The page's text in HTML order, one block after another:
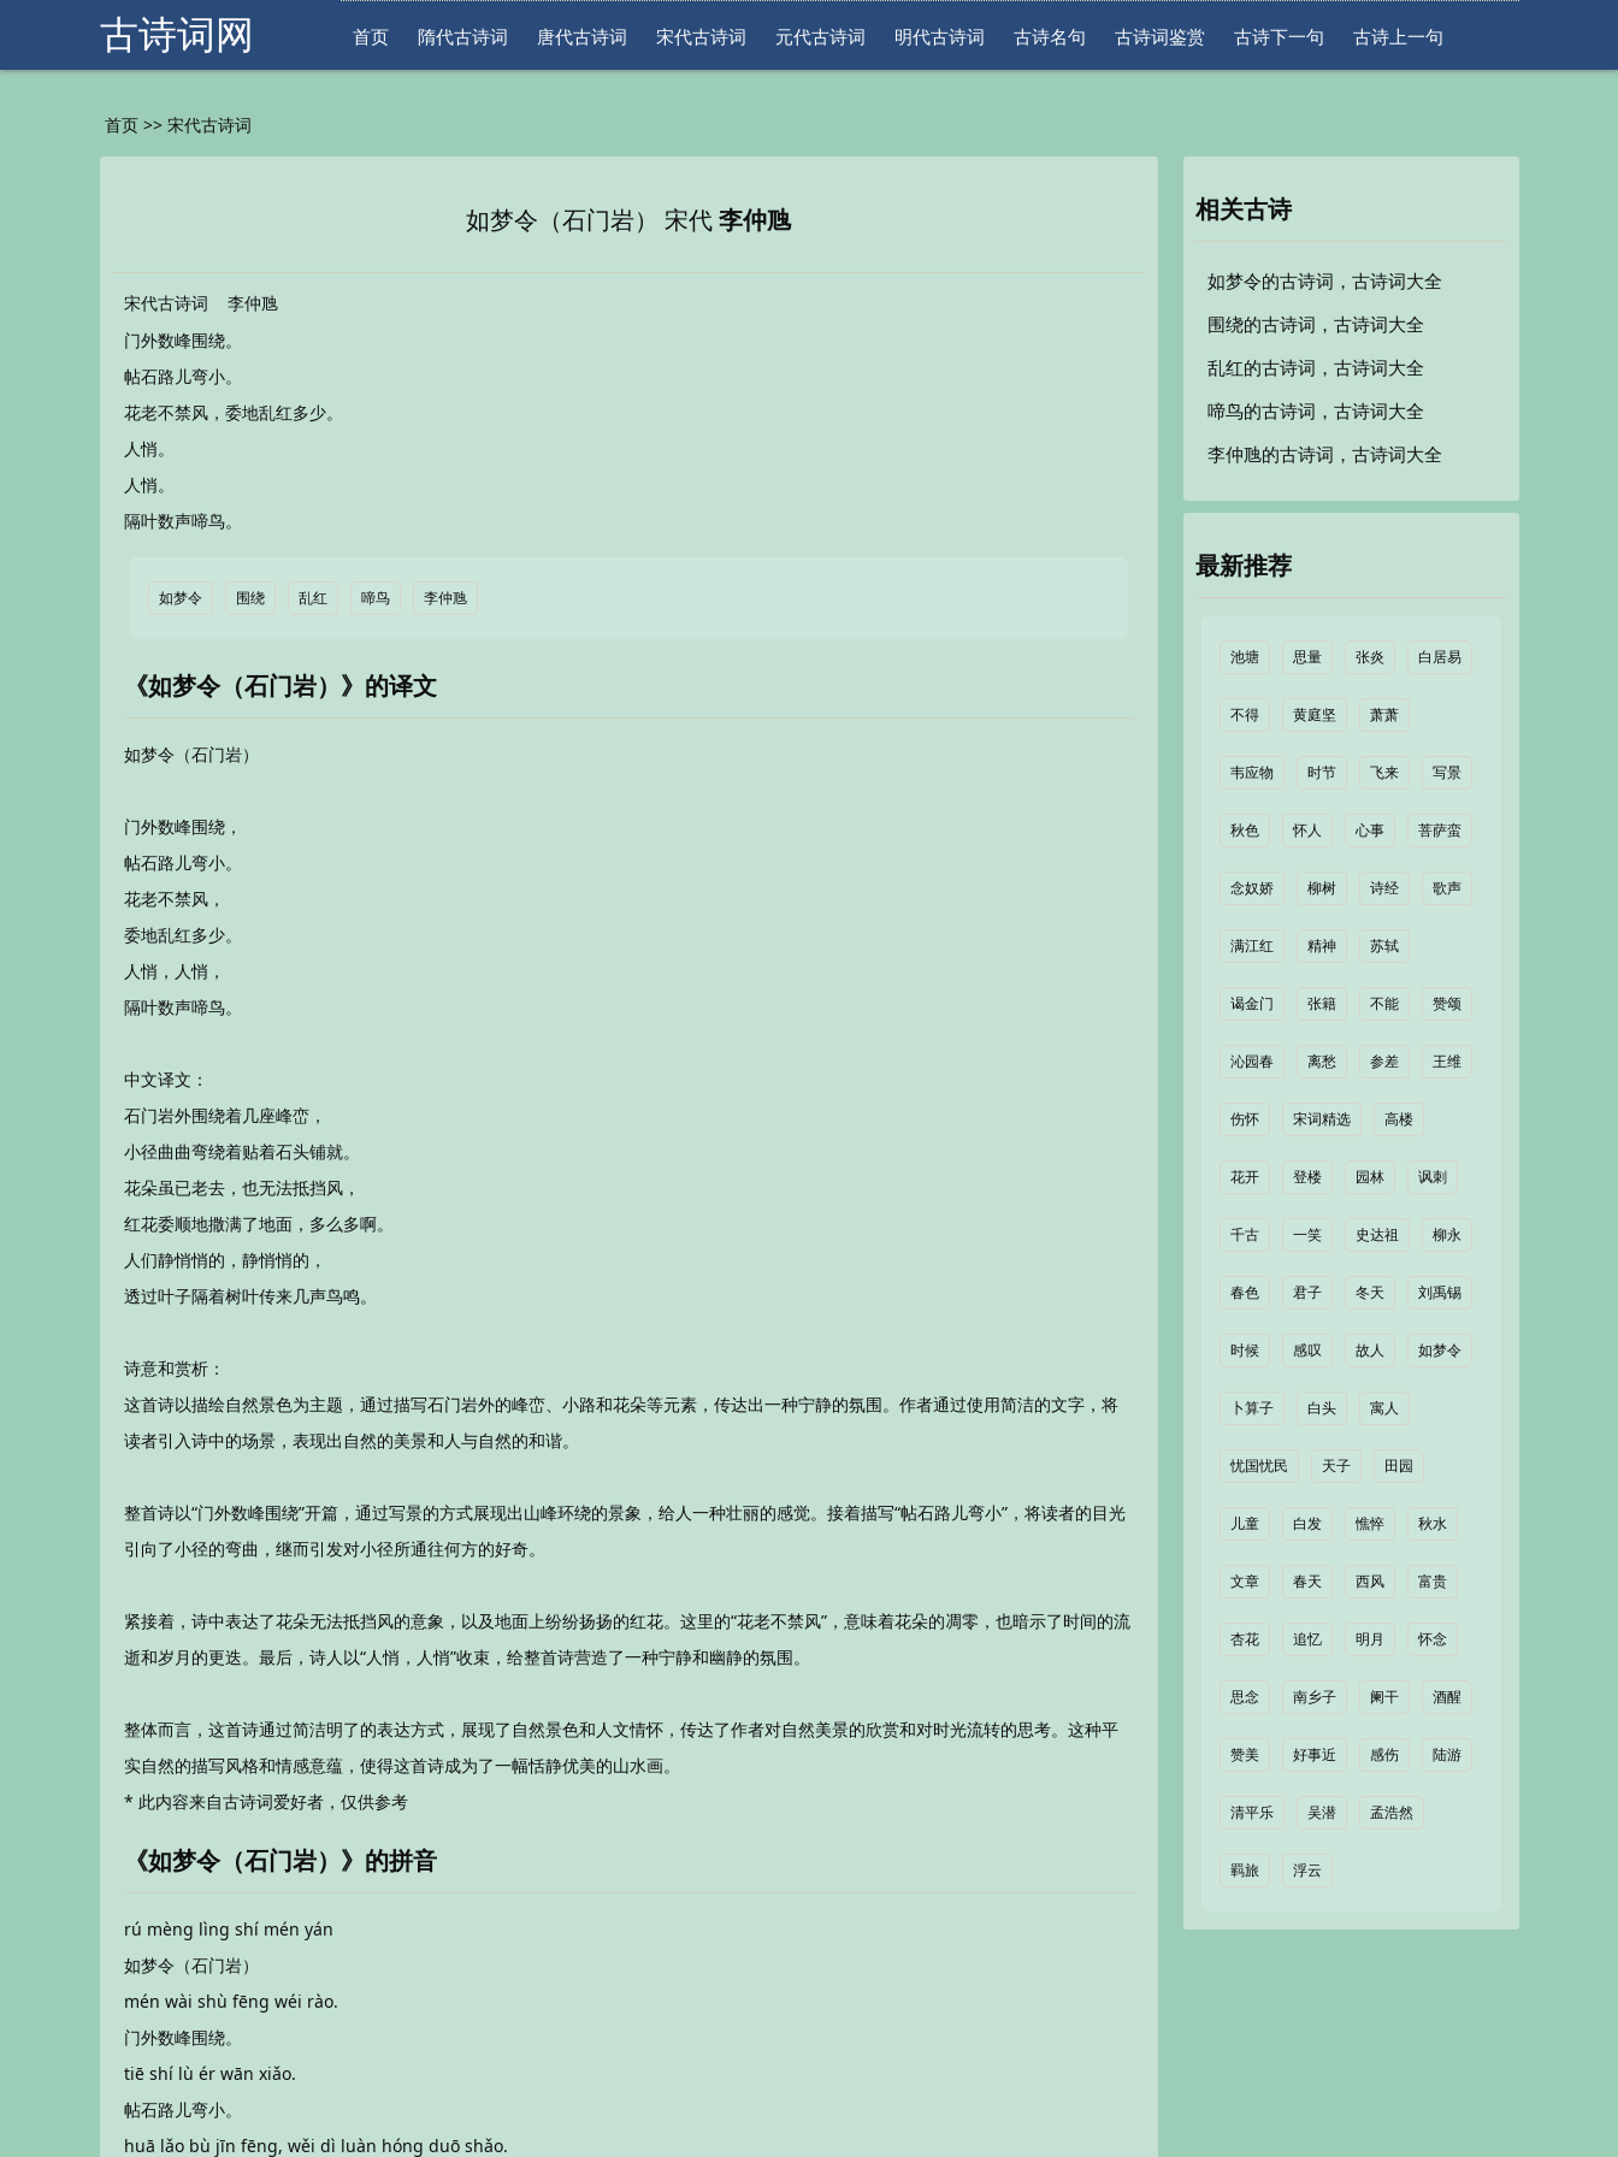
古诗词网 首页 隋代古诗词 唐代古诗词 宋代古诗词 元代古诗词 明代古诗词 古诗名句 古诗词鉴赏 古诗下一句 古诗上一句
首页 >> 宋代古诗词
如梦令（石门岩） 宋代 李仲虺
宋代古诗词 李仲虺
门外数峰围绕。
帖石路儿弯小。
花老不禁风，委地乱红多少。
人悄。
人悄。
隔叶数声啼鸟。
如梦令 围绕 乱红 啼鸟 李仲虺
《如梦令（石门岩）》的译文
如梦令（石门岩）
门外数峰围绕，
帖石路儿弯小。
花老不禁风，
委地乱红多少。
人悄，人悄，
隔叶数声啼鸟。
中文译文：
石门岩外围绕着几座峰峦，
小径曲曲弯绕着贴着石头铺就。
花朵虽已老去，也无法抵挡风，
红花委顺地撒满了地面，多么多啊。
人们静悄悄的，静悄悄的，
透过叶子隔着树叶传来几声鸟鸣。
诗意和赏析：
这首诗以描绘自然景色为主题，通过描写石门岩外的峰峦、小路和花朵等元素，传达出一种宁静的氛围。作者通过使用简洁的文字，将
读者引入诗中的场景，表现出自然的美景和人与自然的和谐。
整首诗以“门外数峰围绕”开篇，通过写景的方式展现出山峰环绕的景象，给人一种壮丽的感觉。接着描写“帖石路儿弯小”，将读者的目光
引向了小径的弯曲，继而引发对小径所通往何方的好奇。
紧接着，诗中表达了花朵无法抵挡风的意象，以及地面上纷纷扬扬的红花。这里的“花老不禁风”，意味着花朵的凋零，也暗示了时间的流
逝和岁月的更迭。最后，诗人以“人悄，人悄”收束，给整首诗营造了一种宁静和幽静的氛围。
整体而言，这首诗通过简洁明了的表达方式，展现了自然景色和人文情怀，传达了作者对自然美景的欣赏和对时光流转的思考。这种平
实自然的描写风格和情感意蕴，使得这首诗成为了一幅恬静优美的山水画。
* 此内容来自古诗词爱好者，仅供参考
《如梦令（石门岩）》的拼音
rú mèng lìng shí mén yán
如梦令（石门岩）
mén wài shù fēng wéi rào.
门外数峰围绕。
tiē shí lù ér wān xiǎo.
帖石路儿弯小。
huā lǎo bù jīn fēng, wěi dì luàn hóng duō shǎo.
相关古诗
如梦令的古诗词，古诗词大全
围绕的古诗词，古诗词大全
乱红的古诗词，古诗词大全
啼鸟的古诗词，古诗词大全
李仲虺的古诗词，古诗词大全
最新推荐
池塘 思量 张炎 白居易
不得 黄庭坚 萧萧
韦应物 时节 飞来 写景
秋色 怀人 心事 菩萨蛮
念奴娇 柳树 诗经 歌声
满江红 精神 苏轼
谒金门 张籍 不能 赞颂
沁园春 离愁 参差 王维
伤怀 宋词精选 高楼
花开 登楼 园林 讽刺
千古 一笑 史达祖 柳永
春色 君子 冬天 刘禹锡
时候 感叹 故人 如梦令
卜算子 白头 寓人
忧国忧民 天子 田园
儿童 白发 憔悴 秋水
文章 春天 西风 富贵
杏花 追忆 明月 怀念
思念 南乡子 阑干 酒醒
赞美 好事近 感伤 陆游
清平乐 吴潜 孟浩然
羁旅 浮云